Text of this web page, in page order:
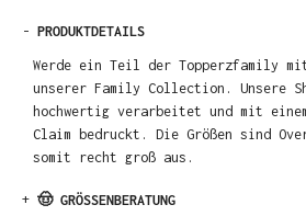
- PRODUKTDETAILS
Werde ein Teil der Topperzfamily
unserer Family Collection. Unsere
hochwertig verarbeitet und mit
Claim bedruckt. Die Größen sind
somit recht groß aus.
+ 🤠 GRÖSSENBERATUNG